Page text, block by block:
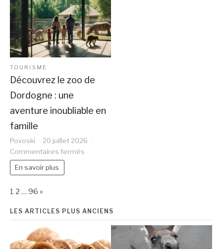
Montravel
:
sécurisez
votre
transaction
caché
TOURISME
Découvrez le zoo de
Dordogne : une
aventure inoubliable en
famille
Povoski
20 juillet 2026
Commentaires fermés
:
une
aventure
inoubliable
En savoir plus
Page:
1 2 … 96 Next
»
LES ARTICLES PLUS ANCIENS